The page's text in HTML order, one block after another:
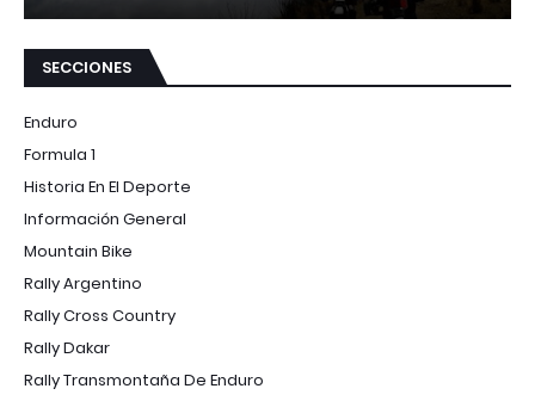
SECCIONES
Enduro
Formula 1
Historia En El Deporte
Información General
Mountain Bike
Rally Argentino
Rally Cross Country
Rally Dakar
Rally Transmontaña De Enduro